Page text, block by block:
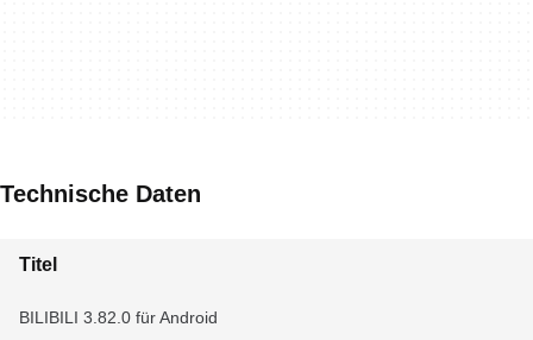
Technische Daten
Titel
BILIBILI 3.82.0 für Android